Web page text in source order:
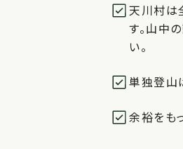
天川村は
す。山中
い。
単独登山
余裕をも